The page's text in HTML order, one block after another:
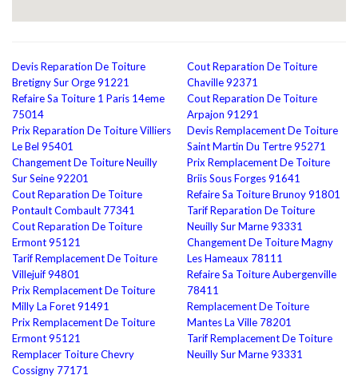
Devis Reparation De Toiture
Bretigny Sur Orge 91221
Refaire Sa Toiture 1 Paris 14eme
75014
Prix Reparation De Toiture Villiers
Le Bel 95401
Changement De Toiture Neuilly
Sur Seine 92201
Cout Reparation De Toiture
Pontault Combault 77341
Cout Reparation De Toiture
Ermont 95121
Tarif Remplacement De Toiture
Villejuif 94801
Prix Remplacement De Toiture
Milly La Foret 91491
Prix Remplacement De Toiture
Ermont 95121
Remplacer Toiture Chevry
Cossigny 77171
Cout Reparation De Toiture
Chaville 92371
Cout Reparation De Toiture
Arpajon 91291
Devis Remplacement De Toiture
Saint Martin Du Tertre 95271
Prix Remplacement De Toiture
Briis Sous Forges 91641
Refaire Sa Toiture Brunoy 91801
Tarif Reparation De Toiture
Neuilly Sur Marne 93331
Changement De Toiture Magny
Les Hameaux 78111
Refaire Sa Toiture Aubergenville
78411
Remplacement De Toiture
Mantes La Ville 78201
Tarif Remplacement De Toiture
Neuilly Sur Marne 93331